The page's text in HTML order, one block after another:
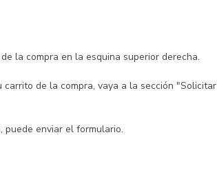
la compra en la esquina superior derecha.
de la compra, vaya a la sección "Solicitar
puede enviar el formulario.